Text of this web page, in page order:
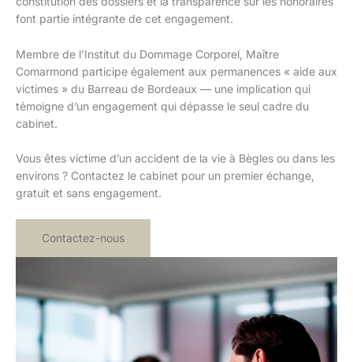
font partie intégrante de cet engagement.
Membre de l’Institut du Dommage Corporel, Maître
Comarmond participe également aux permanences « aide aux
victimes » du Barreau de Bordeaux — une implication qui
témoigne d’un engagement qui dépasse le seul cadre du
cabinet.
Vous êtes victime d’un accident de la vie à Bègles ou dans les
environs ? Contactez le cabinet pour un premier échange,
gratuit et sans engagement.
Contactez-nous